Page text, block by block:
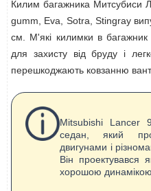
Килим багажника Митсубиси
gumm, Eva, Sotra, Stingray
см. М'які килимки в багажник
для захисту від бруду і
перешкоджають ковзанню
Mitsubishi Lancer
седан, який
двигунами і
Він проектувався
хорошою динамікою